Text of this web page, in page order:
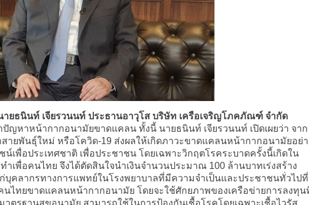
ายธนินท์ เจียรวนนท์ ประธานอาวุโส บริษัท เครือเจริญโภคภัณฑ์ จำกัด
ปัญหาหน้ากากอนามัยขาดแคลน ทั้งนี้ นายธนินท์ เจียรวนนท์ เปิดเผยว่า จาก
ายพันธุ์ใหม่ หรือโควิด-19 ส่งผลให้เกิดภาวะขาดแคลนหน้ากากอนามัยอย่า
พื่อประเทศชาติ เพื่อประชาชน โดยเฉพาะวิกฤตโรคระบาดครั้งนี้เกิดใน
เพื่อคนไทย จึงได้ตัดสินใจนำเงินจำนวนประมาณ 100 ล้านบาทเร่งสร้าง
บุคลากรทางการแพทย์ในโรงพยาบาลที่มีความจำเป็นและประชาชนทั่วไปที่
นไทยขาดแคลนหน้ากากอนามัย โดยจะใช้ศักยภาพของเครือข่ายการลงทุน
ตรฐานสุขอนามัย สามารถใช้ในการป้องกันเชื้อโรคโดยเฉพาะเชื้อไวรัส